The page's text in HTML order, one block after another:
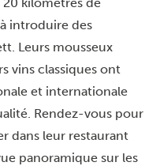
introduire des
Leurs mousseux
vins classiques ont
et internationale
Rendez-vous pour
dans leur restaurant
panoramique sur les